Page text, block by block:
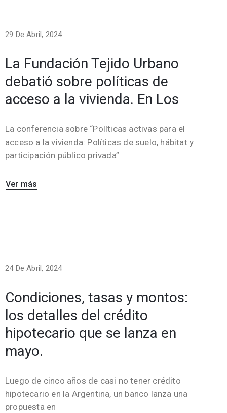
29 De Abril, 2024
La Fundación Tejido Urbano
debatió sobre políticas de
acceso a la vivienda. En Los
La conferencia sobre “Políticas activas para el
acceso a la vivienda: Políticas de suelo, hábitat y
participación público privada”
Ver más
24 De Abril, 2024
Condiciones, tasas y montos:
los detalles del crédito
hipotecario que se lanza en
mayo.
Luego de cinco años de casi no tener crédito
hipotecario en la Argentina, un banco lanza una
propuesta en